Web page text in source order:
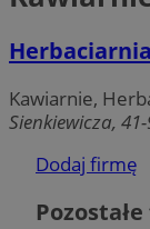
Kawiarnie,
Sienkiewicza,
Dodaj firmę